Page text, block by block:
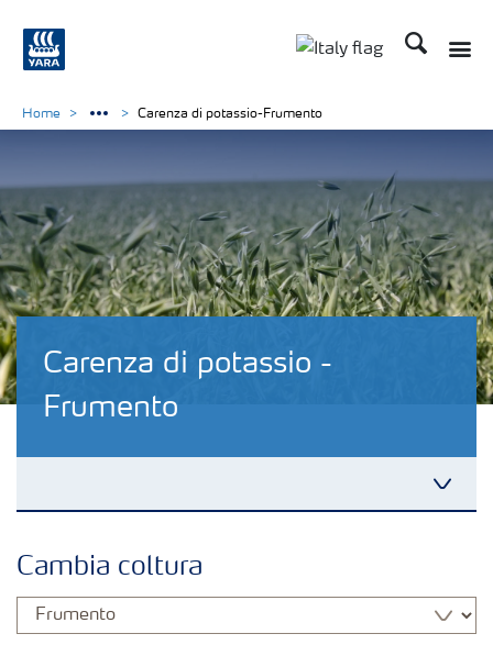
Cerca
Carenza di potassio -
Frumento
Concimi
Home Carenza di potassio-Frumento
Cambia coltura